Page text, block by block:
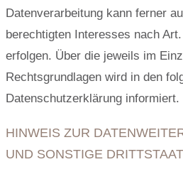
Datenverarbeitung kann ferner
berechtigten Interesses nach
erfolgen. Über die jeweils im
Rechtsgrundlagen wird in den
Datenschutzerklärung informiert.
HINWEIS ZUR
UND SONSTIGE